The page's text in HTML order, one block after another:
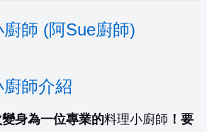
師 (阿Sue廚師)
廚師介紹
身為一位專業的料理小廚師 ！要